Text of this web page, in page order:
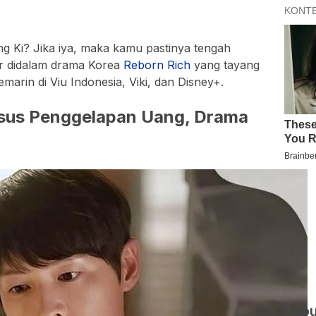
Ki? Jika iya, maka kamu pastinya tengah
didalam drama Korea Reborn Rich yang tayang
di Viu Indonesia, Viki, dan Disney+.
Penggelapan Uang, Drama